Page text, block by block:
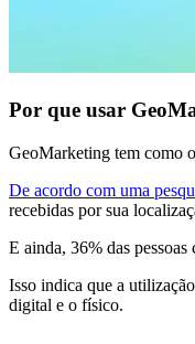
Por que usar
GeoMarketing tem como
De acordo com uma
recebidas por sua
E ainda, 36% das
Isso indica que a
digital e o físico.